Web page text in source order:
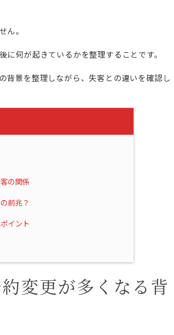
ん。
何が起きているかを整理することです。
背景を整理しながら、失客との違いを確認し
の関係
前兆？
イント
変更が多くなる背